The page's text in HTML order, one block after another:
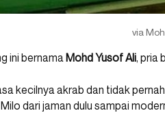
via
ini bernama Mohd Yusof Ali, pria
kecilnya akrab dan tidak
dari jaman dulu sampai